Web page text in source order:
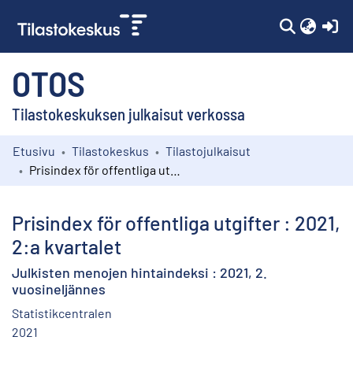
OTOS
Tilastokeskuksen julkaisut verkossa
Kokoelmat
Etusivu Tilastokeskus
Tilastojulkaisut
Prisindex för offentliga utgifter : 2021,
2:a kvartalet
Julkisten menojen hintaindeksi : 2021, 2.
vuosineljännes
Statistikcentralen
2021